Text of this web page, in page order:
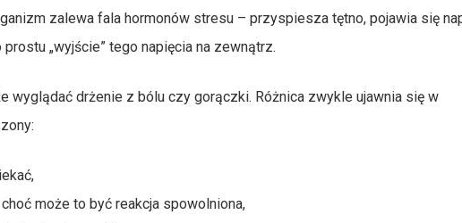
zalewa fala hormonów stresu – przyspiesza tętno, pojawia się
„wyjście” tego napięcia na zewnątrz.
wyglądać drżenie z bólu czy gorączki. Różnica zwykle ujawnia się w
może to być reakcja spowolniona,